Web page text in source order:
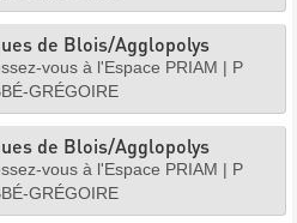
de Blois/Agglopolys
vous à l'Espace PRIAM | P
GRÉGOIRE
de Blois/Agglopolys
vous à l'Espace PRIAM | P
GRÉGOIRE